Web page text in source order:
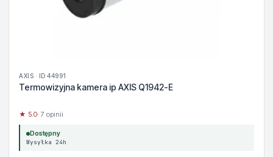
AXIS · ID 44991
Termowizyjna kamera ip AXIS Q1942-E
★ 5.0· 7 opinii
Dostępny
Wysyłka 24h